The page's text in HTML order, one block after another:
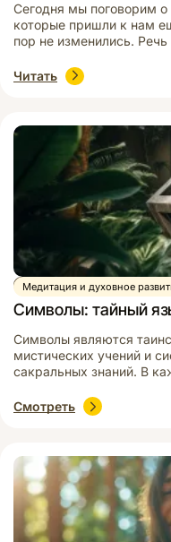
Сегодня мы поговорим о
которые пришли к нам
пор не изменились.
на определенных
исторические корни и
Читать
Медитация и духовное
Видео
Символы: тайный
Символы являются
мистических учений и
сакральных знаний. В
практикующему
возможности и
астрологии, до […]
Смотреть